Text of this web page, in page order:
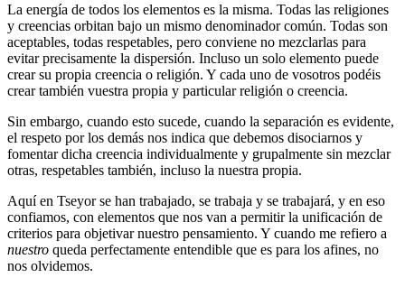
La energía de todos los elementos es la misma. Todas las religiones
y creencias orbitan bajo un mismo denominador común. Todas son
aceptables, todas respetables, pero conviene no mezclarlas para
evitar precisamente la dispersión. Incluso un solo elemento puede
crear su propia creencia o religión. Y cada uno de vosotros podéis
crear también vuestra propia y particular religión o creencia.
Sin embargo, cuando esto sucede, cuando la separación es evidente,
el respeto por los demás nos indica que debemos disociarnos y
fomentar dicha creencia individualmente y grupalmente sin mezclar
otras, respetables también, incluso la nuestra propia.
Aquí en Tseyor se han trabajado, se trabaja y se trabajará, y en eso
confiamos, con elementos que nos van a permitir la unificación de
criterios para objetivar nuestro pensamiento. Y cuando me refiero a
nuestro queda perfectamente entendible que es para los afines, no
nos olvidemos.